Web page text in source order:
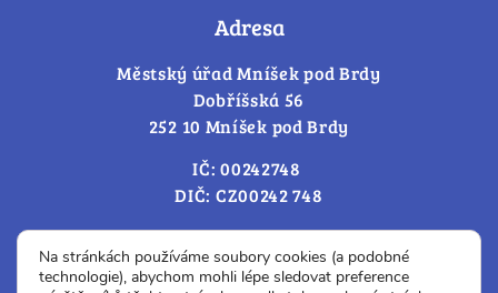
Adresa
Městský úřad Mníšek pod Brdy
Dobříšská 56
252 10 Mníšek pod Brdy
IČ: 00242748
DIČ: CZ00242 748
Cookies – změna souhlasu
Na stránkách používáme soubory cookies (a podobné
technologie), abychom mohli lépe sledovat preference